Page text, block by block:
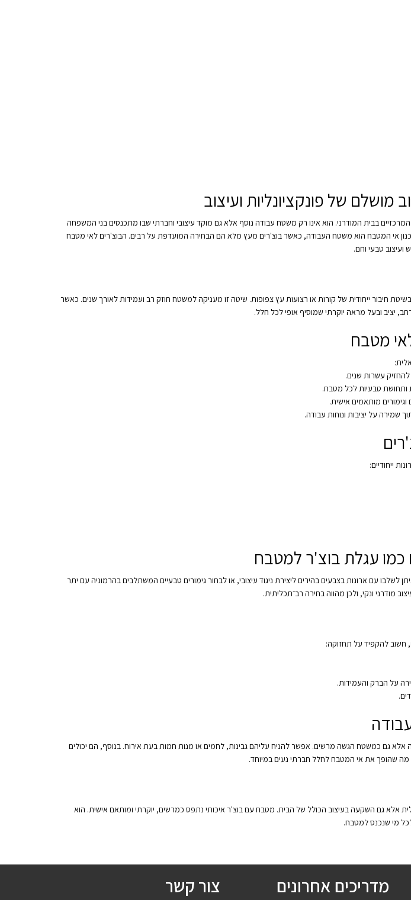
מושלם של פונקציונליות ועיצוב
בבית המודרני. הוא אינו רק משטח עבודה נוסף אלא גם מוקד עיצובי וחברתי שבו מתכנסים בני המשפחה
אי המטבח הוא משטח העבודה, כאשר בוצ'רים מעץ מלא הם הבחירה המועדפת על רבים. הבוצ'רים לאי מטבח
ועיצוב טבעי וחם.
חיבור ייחודית של קורות או רצועות עץ צפופות. שיטה זו מעניקה למשטח חוזק רב ועמידות לאורך שנים. כאשר
ובעל מראה יוקרתי שמוסיף אופי לכל חלל.
מטבח
עשרות שנים.
טבעיות לכל מטבח.
וגימורים מותאמים אישית.
שמירה על יציבות ונוחות עבודה.
ייחודיים:
כמו עגלת בוצ'ר למטבח
לשלבו עם ארונות בצבעים בהירים ליצירת ניגוד עיצובי, או לבחור גימורים טבעיים המשתלבים בהרמוניה עם יתר
מודרני ונקי, ולכן מהווה בחירה רב־תכליתית.
חשוב להקפיד על תחזוקה:
על הברק והעמידות.
גם כמשטח הגשה מרשים. אפשר להניח עליהם גבינות, לחמים או מנות חמות בעת אירוח. בנוסף, הם יכולים
שהופך את אי המטבח לחלל חברתי נעים במיוחד.
אלא גם השקעה בעיצוב הכולל של הבית. מטבח עם בוצ'ר איכותי נתפס כמרשים, יוקרתי ומותאם אישית. הוא
מי שנכנס למטבח.
מדריכים אחרונים צור קשר